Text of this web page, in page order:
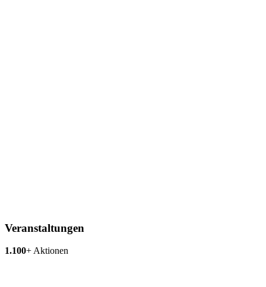
Veranstaltungen
1.100+ Aktionen